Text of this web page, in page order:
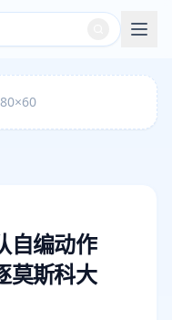
自编动作
莫斯科大